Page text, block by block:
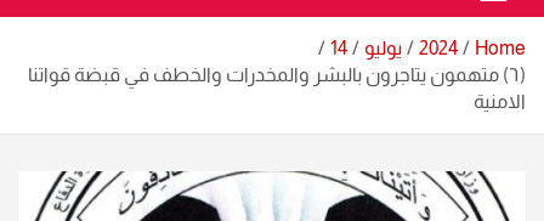
Home
2024 يوليو
14
(٦) متهمون يتاجرون بالبشر والمخدرات والخطف في قبضة قواتنا
الامنية